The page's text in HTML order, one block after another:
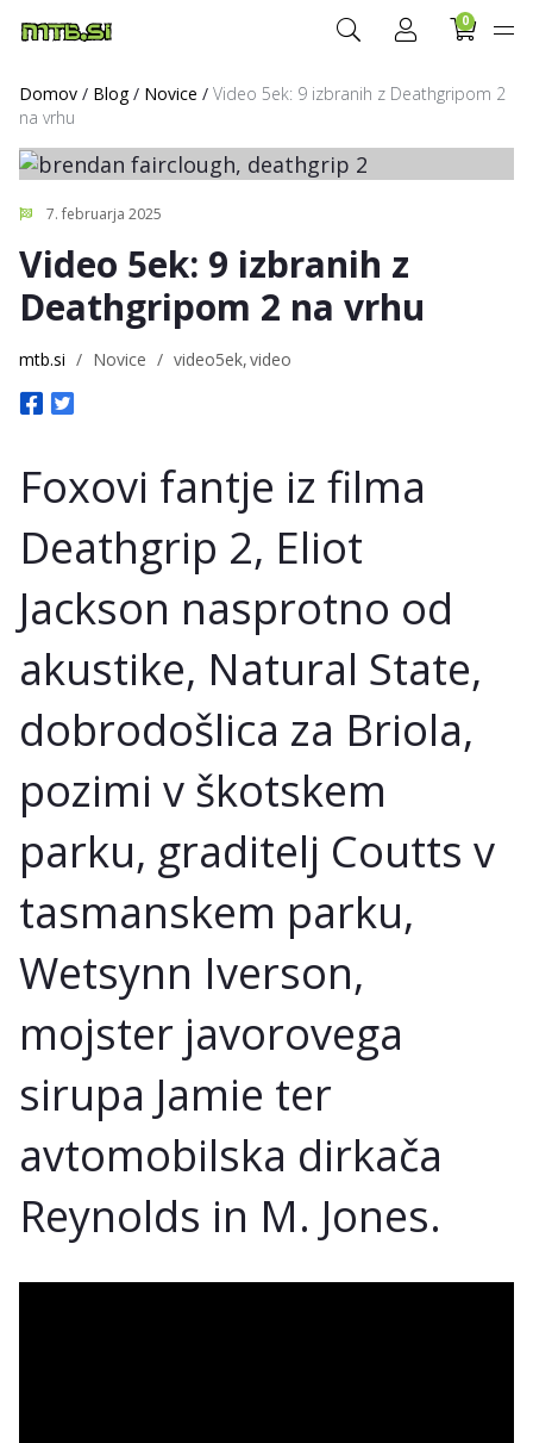
0
Domov / Blog/ Novice / Video 5ek: 9 izbranih z Deathgripom 2
na vrhu
7. februarja 2025
Video 5ek: 9 izbranih z
Deathgripom 2 na vrhu
mtb.si / Novice / video5ek video
Foxovi fantje iz filma
Deathgrip 2, Eliot
Jackson nasprotno od
akustike, Natural State,
dobrodošlica za Briola,
pozimi v škotskem
parku, graditelj Coutts v
tasmanskem parku,
Wetsynn Iverson,
mojster javorovega
sirupa Jamie ter
avtomobilska dirkača
Reynolds in M. Jones.